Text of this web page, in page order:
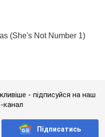
- підписуйся на наш
канал
Підписатись